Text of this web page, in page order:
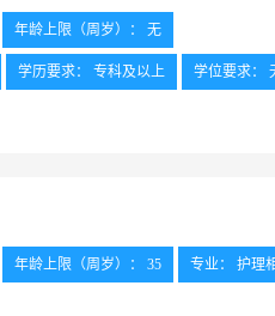
年龄上限（周岁）： 无
学历要求： 专科及以上 学位要求：
年龄上限（周岁）： 35 专业： 护理